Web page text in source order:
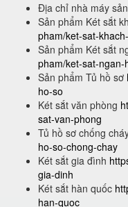
Địa chỉ nhà máy
Sản phẩm Két sắt
pham/ket-sat-
Sản phẩm Két sắt
pham/ket-sat-ngan-
Sản phẩm Tủ hồ sơ
ho-so
Két sắt văn phòng
sat-van-phong
Tủ hồ sơ chống
ho-so-chong-chay
Két sắt gia đình
gia-dinh
Két sắt hàn quốc
han-quoc